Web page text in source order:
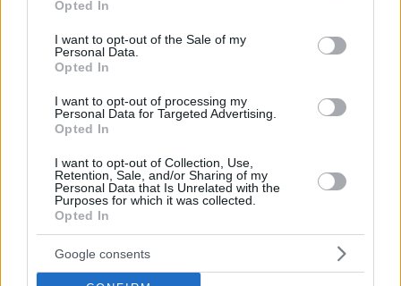
use your data for below specified purposes in below Google
consent section.
Opted In
I want to opt-out of the Sale of my
Personal Data.
Opted In
I want to opt-out of processing my
Personal Data for Targeted Advertising.
Opted In
I want to opt-out of Collection, Use,
Retention, Sale, and/or Sharing of my
Personal Data that Is Unrelated with the
Purposes for which it was collected.
Opted In
Google consents
Προηγούμενη
Ταχυδρόμος
Αλήθεια της Καρδίτσας